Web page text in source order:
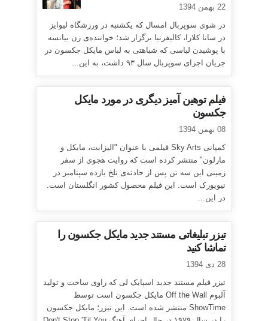
22 بهمن 1394
در شوی سوپربال امسال که یکشنبه در ورزشگاه لیوایز
در سانا کلارا، کالیفرنیا برگزار شد؛ خواننده‌ی زن بیانسه
با پوشیدن لباسی که شباهتی به لباس مایکل جکسون در
جریان اجرای سوپربال سال ۹۳ داشت، به این...
فیلم توهین آمیز دیگری در مورد مایکل
جکسون
08 بهمن 1394
کمپانی Sky Arts فیلمی با عنوان "الیزابت، مایکل و
مارلون" منتشر کرده است که روایت هجوی از سفر
زمینی این سه تن پس از حادثه‌ی تلخ یازده سپتامبر در
نیویورک است. این فیلم محصول کشور انگلستان است.
در این...
تیزر تبلیغاتی مستند جدید مایکل جکسون را
تماشا کنید
28 دی 1394
تیزر فیلم مستند جدید اسپایک لی که راوی ساخت و تولید
آلبوم Off the Wall مایکل جکسون است توسط
ShowTime منتشر شده است. این تیزر؛ مایکل جکسون